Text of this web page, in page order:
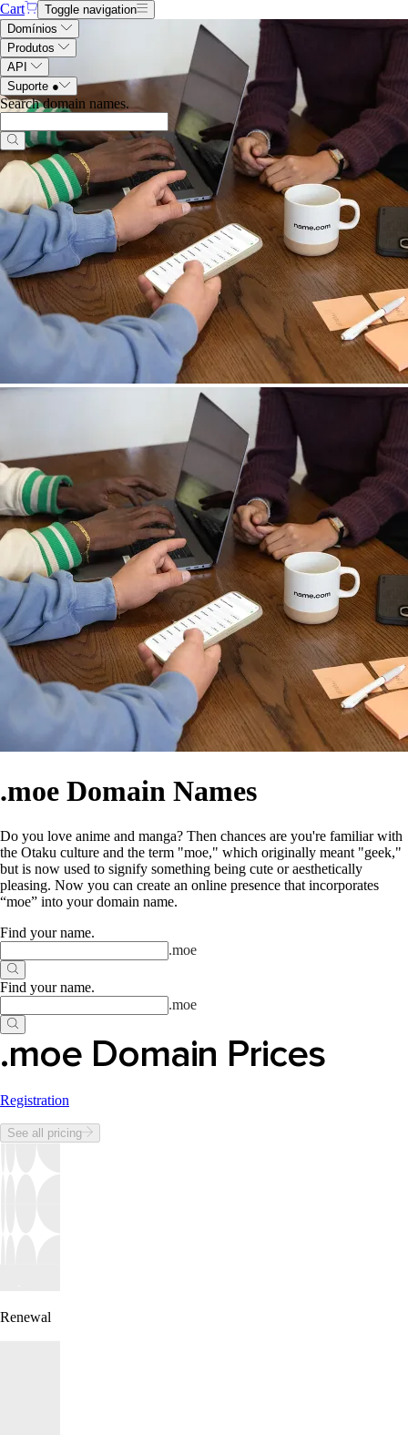
Cart
Toggle navigation
Domínios
Produtos
API
Suporte ●
Search domain names.
.moe Domain Names
Do you love anime and manga? Then chances are you're familiar with
the Otaku culture and the term "moe," which originally meant "geek,"
but is now used to signify something being cute or aesthetically
pleasing. Now you can create an online presence that incorporates
“moe” into your domain name.
Find your name.
.moe
Find your name.
.moe
.moe Domain Prices
Registration
See all pricing
Renewal